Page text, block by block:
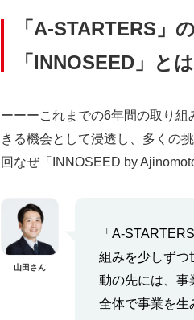
「A-STARTERS」
「INNOSEED」と
ーーーこれまでの6年間の取り
きる機会として浸透し、多くの
回なぜ「INNOSEED by
山田さん
「A-
組みを少しずつ
動の先には、事
全体で事業を生